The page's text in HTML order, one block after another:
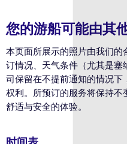
您的游船可能由其
本页面所展示的照片由我们
订情况、天气条件（尤其是
司保留在不提前通知的情况
权利。所预订的服务将保持
舒适与安全的体验。